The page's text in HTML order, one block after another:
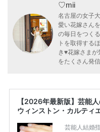
♡mii
名古屋の女子
愛い花嫁さん
の毎日をつく
トを取得する
き♥花嫁さま
をたくさん発
【2026年最新版】芸能
ウィンストン・カルティ
芸能人結婚